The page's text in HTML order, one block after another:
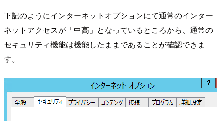
下記のようにインターネットオプションにて通常のインター
ネットアクセスが「中高」となっているところから、通常の
セキュリティ機能は機能したままであることが確認できま
す。